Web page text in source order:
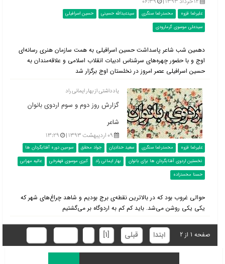
علیرضا قزوه محمدرضا سنگری سیدعبدالله حسینی
حسین اسرافیلی
سیدعلی موسوی گرمارودی
دهمین شب شاعر پاسداشت حسین اسرافیلی به همت سازمان هنری رسانه‌ای
اوج و با حضور چهره‌های سرشناس ادبیات انقلاب اسلامی و علاقه‌مندان به
حسین اسرافیلی عصر امروز در نخلستان اوج برگزار شد
یادداشتی از بهار ایمانی راد
گزارش روز دوم و سوم اردوی بانوان
شاعر
۰۹ اردیبهشت ۱۳۹۳ | ۱۳:۲۹
علیرضا قزوه محمدرضا سنگری سعید حدادیان جواد محقق
سومین دوره آفتابگردان ها
نخستین اردوی آفتابگردان ها برای بانوان
بهار ایمانی راد کبری موسوی قهفرخی
عالیه مهرابی
حسنا محمدزاده
حوالی غروب بود که در بالاترین نقطه‌ی برج بودیم و شاهد چراغ‌های شهر که
یکی یکی روشن می‌شد. باید کم کم به اردوگاه بر می‌گشتیم
صفحه 1 از 2 ابتدا قبلی [1]